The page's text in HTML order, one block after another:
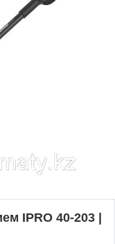
IPRO 40-203 |